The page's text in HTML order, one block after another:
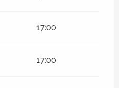
17:00
17:00